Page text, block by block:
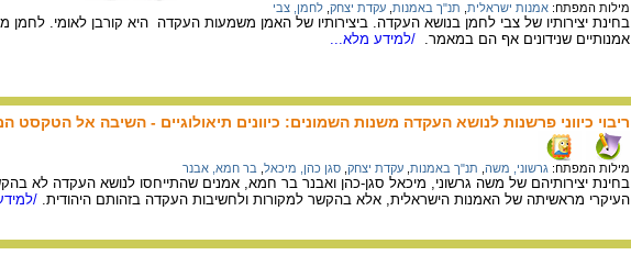
מילות המפתח: אמנות ישראלית תנ"ך באמנות עקדת יצחק לחמן, צבי
בחינת יצירותיו של צבי לחמן בנושא העקדה. ביצירותיו של האמן משמעות העקדה היא קורבן לאומי. לחמן
אמנותיים שנידונים אף הם במאמר. /למידע מלא...
ריבוי כיווני פרשנות לנושא העקדה משנות השמונים: כיוונים תיאולוגיים - השיבה אל הטקסט
מילות המפתח: גרשוני, משה תנ"ך באמנות עקדת יצחק סגן כהן, מיכאל בר חמא, אבנר
בחינת יצירותיהם של משה גרשוני, מיכאל סגן-כהן ואבנר בר חמא, אמנים שהתייחסו לנושא העקדה לא
העיקרי מראשיתה של האמנות הישראלית, אלא בהקשר למקורות ולחשיבות העקדה בזהותם היהודית. /